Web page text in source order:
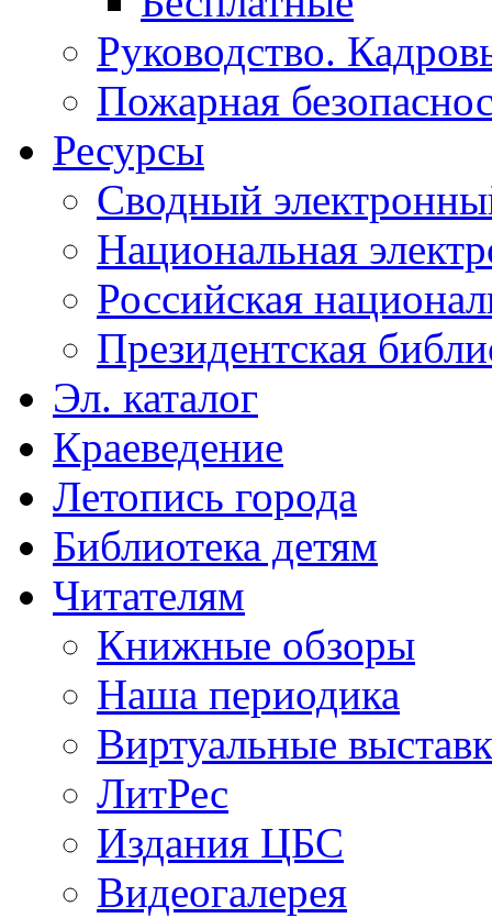
Руководство.
Пожарная
Ресурсы
Сводный
Национальная
Российская
Президентская
Эл. каталог
Краеведение
Летопись города
Библиотека детям
Читателям
Книжные обзоры
Наша периодика
Виртуальные
ЛитРес
Издания ЦБС
Видеогалерея